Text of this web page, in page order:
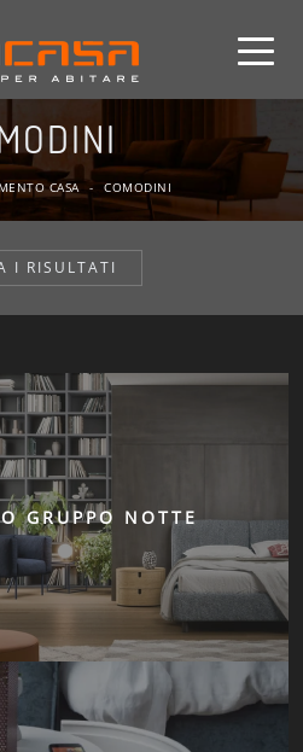
CASA - COMODINI
I RISULTATI
GRUPPO NOTTE